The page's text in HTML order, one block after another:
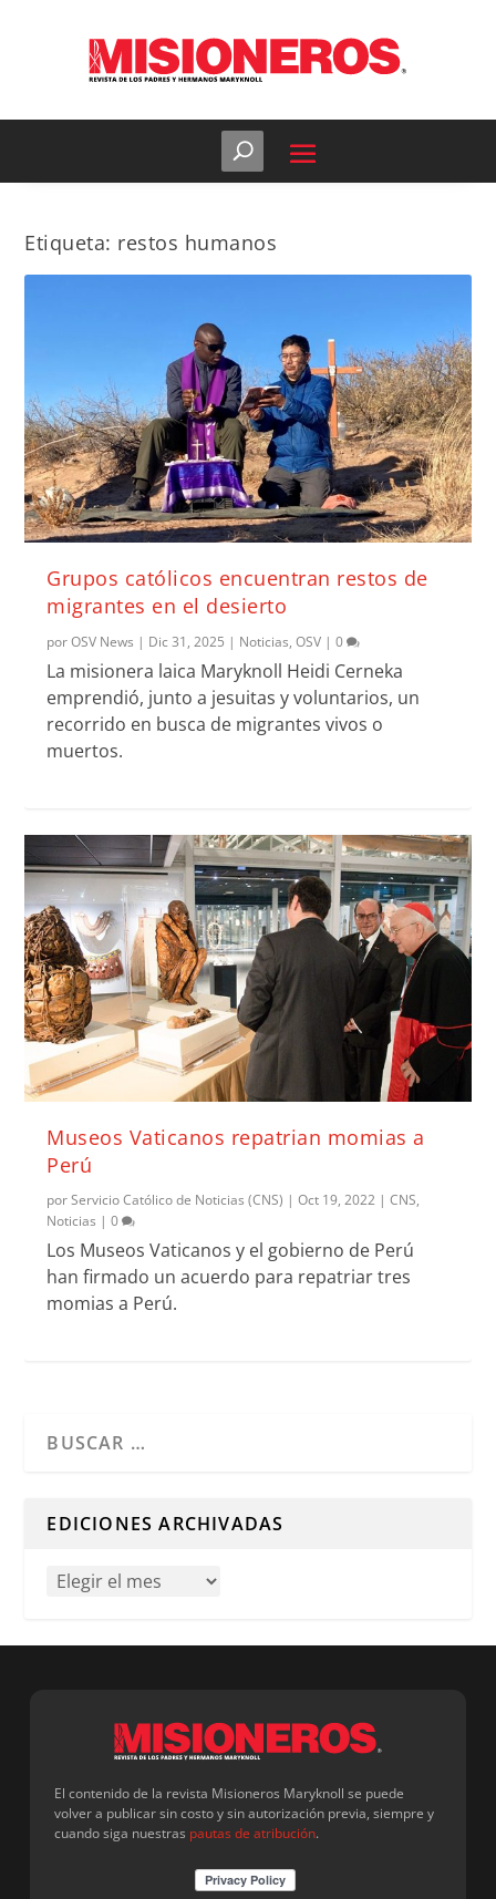
Etiqueta: restos humanos
Grupos católicos encuentran restos de
migrantes en el desierto
porOSV News | Dic 31, 2025 | Noticias,OSV |0
La misionera laica Maryknoll Heidi Cerneka
emprendió, junto a jesuitas y voluntarios, un
recorrido en busca de migrantes vivos o
muertos.
Museos Vaticanos repatrian momias a
Perú
porServicio Católico de Noticias (CNS) |Oct 19, 2022 |CNS,
Noticias |0
Los Museos Vaticanos y el gobierno de Perú
han firmado un acuerdo para repatriar tres
momias a Perú.
EDICIONES ARCHIVADAS
El contenido de la revista Misioneros Maryknoll se puede
volver a publicar sin costo y sin autorización previa, siempre y
cuando siga nuestras pautas de atribución.